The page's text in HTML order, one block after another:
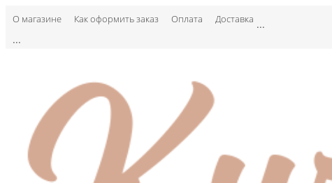
О магазине Как оформить заказ Оплата Доставка ...
...